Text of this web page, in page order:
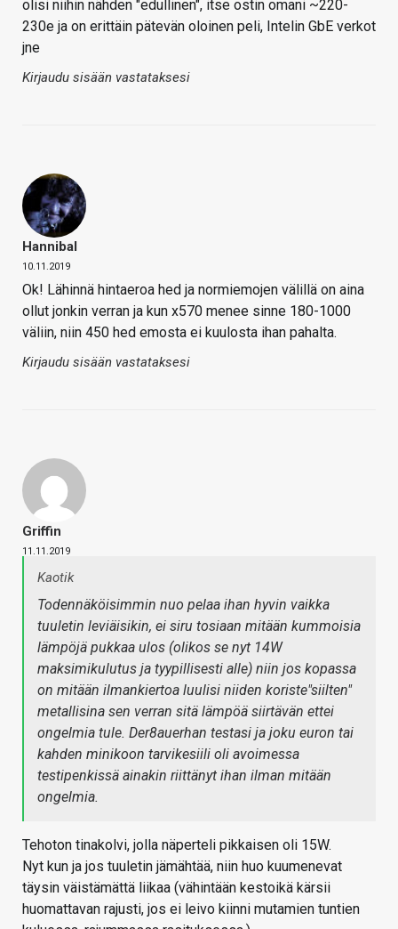
olisi niihin nähden "edullinen", itse ostin omani ~220-
230e ja on erittäin pätevän oloinen peli, Intelin GbE verkot
jne
Kirjaudu sisään vastataksesi
Hannibal
10.11.2019
Ok! Lähinnä hintaeroa hed ja normiemojen välillä on aina
ollut jonkin verran ja kun x570 menee sinne 180-1000
väliin, niin 450 hed emosta ei kuulosta ihan pahalta.
Kirjaudu sisään vastataksesi
Griffin
11.11.2019
Kaotik
Todennäköisimmin nuo pelaa ihan hyvin vaikka
tuuletin leviäisikin, ei siru tosiaan mitään kummoisia
lämpöjä pukkaa ulos (olikos se nyt 14W
maksimikulutus ja tyypillisesti alle) niin jos kopassa
on mitään ilmankiertoa luulisi niiden koriste"siilten"
metallisina sen verran sitä lämpöä siirtävän ettei
ongelmia tule. Der8auerhan testasi ja joku euron tai
kahden minikoon tarvikesiili oli avoimessa
testipenkissä ainakin riittänyt ihan ilman mitään
ongelmia.
Tehoton tinakolvi, jolla näperteli pikkaisen oli 15W.
Nyt kun ja jos tuuletin jämähtää, niin huo kuumenevat
täysin väistämättä liikaa (vähintään kestoikä kärsii
huomattavan rajusti, jos ei leivo kiinni mutamien tuntien